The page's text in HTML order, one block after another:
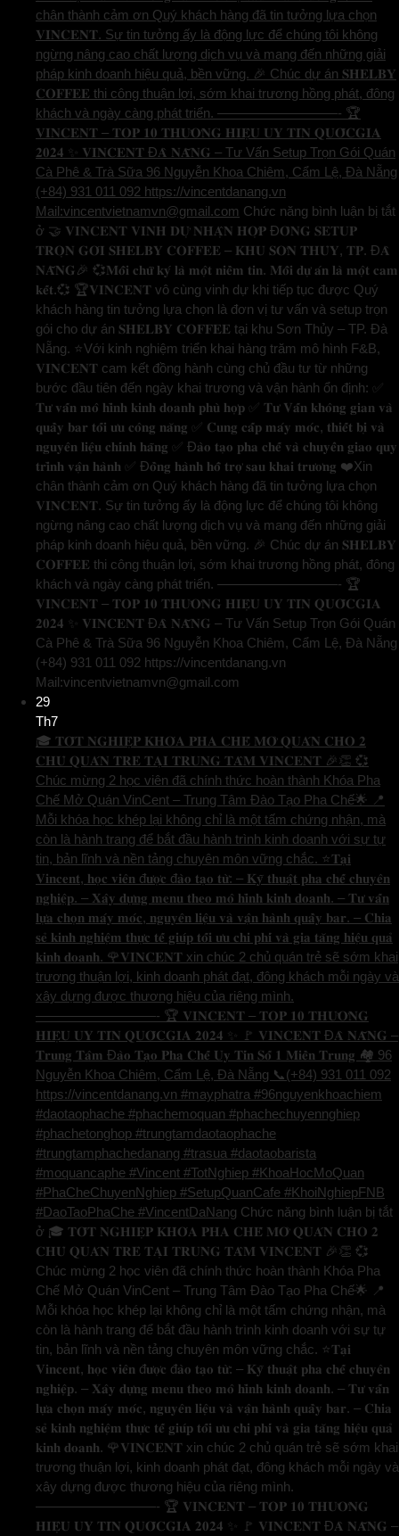
chân thành cảm ơn Quý khách hàng đã tin tưởng lựa chọn
𝐕𝐈𝐍𝐂𝐄𝐍𝐓. Sự tin tưởng ấy là động lực để chúng tôi không
ngừng nâng cao chất lượng dịch vụ và mang đến những giải
pháp kinh doanh hiệu quả, bền vững. 🎉 Chúc dự án 𝐒𝐇𝐄𝐋𝐁𝐘
𝐂𝐎𝐅𝐅𝐄𝐄 thi công thuận lợi, sớm khai trương hồng phát, đông
khách và ngày càng phát triển. —————————- 🏆
𝐕𝐈𝐍𝐂𝐄𝐍𝐓 – 𝐓𝐎𝐏 𝟏𝟎 𝐓𝐇𝐔̛𝐎̛𝐍𝐆 𝐇𝐈𝐄̣̂𝐔 𝐔𝐘 𝐓𝐈́𝐍 𝐐𝐔𝐎̂́𝐂𝐆𝐈𝐀
𝟐𝟎𝟐𝟒 ✨ 𝐕𝐈𝐍𝐂𝐄𝐍𝐓 Đ𝐀̀ 𝐍𝐀̆̃𝐍𝐆 – Tư Vấn Setup Trọn Gói Quán
Cà Phê & Trà Sữa 96 Nguyễn Khoa Chiêm, Cẩm Lệ, Đà Nẵng
(+84) 931 011 092 https://vincentdanang.vn
Mail:vincentvietnamvn@gmail.com Chức năng bình luận bị tắt
ở 🤝 𝐕𝐈𝐍𝐂𝐄𝐍𝐓 𝐕𝐈𝐍𝐇 𝐃𝐔̛̣ 𝐍𝐇𝐀̣̂𝐍 𝐇𝐎̛̣𝐏 Đ𝐎̂̀𝐍𝐆 𝐒𝐄𝐓𝐔𝐏
𝐓𝐑𝐎̣𝐍 𝐆𝐎́𝐈 𝐒𝐇𝐄𝐋𝐁𝐘 𝐂𝐎𝐅𝐅𝐄𝐄 – 𝐊𝐇𝐔 𝐒𝐎̛𝐍 𝐓𝐇𝐔̉𝐘, 𝐓𝐏. Đ𝐀̀
𝐍𝐀̆̃𝐍𝐆🎉 💞𝐌𝐨̂̃𝐢 𝐜𝐡𝐮̛̃ 𝐤𝐲́ 𝐥𝐚̀ 𝐦𝐨̣̂𝐭 𝐧𝐢𝐞̂̀𝐦 𝐭𝐢𝐧. 𝐌𝐨̂̃𝐢 𝐝𝐮̛̣ 𝐚́𝐧 𝐥𝐚̀ 𝐦𝐨̣̂𝐭 𝐜𝐚𝐦
𝐤𝐞̂́𝐭.💞 🏆𝐕𝐈𝐍𝐂𝐄𝐍𝐓 vô cùng vinh dự khi tiếp tục được Quý
khách hàng tin tưởng lựa chọn là đơn vị tư vấn và setup trọn
gói cho dự án 𝐒𝐇𝐄𝐋𝐁𝐘 𝐂𝐎𝐅𝐅𝐄𝐄 tại khu Sơn Thủy – TP. Đà
Nẵng. ⭐️Với kinh nghiệm triển khai hàng trăm mô hình F&B,
𝐕𝐈𝐍𝐂𝐄𝐍𝐓 cam kết đồng hành cùng chủ đầu tư từ những
bước đầu tiên đến ngày khai trương và vận hành ổn định: ✅
𝐓𝐮̛ 𝐯𝐚̂́𝐧 𝐦𝐨̂ 𝐡𝐢̀𝐧𝐡 𝐤𝐢𝐧𝐡 𝐝𝐨𝐚𝐧𝐡 𝐩𝐡𝐮̀ 𝐡𝐨̛̣𝐩 ✅ 𝐓𝐮̛ 𝐕𝐚̂́𝐧 𝐤𝐡𝐨̂𝐧𝐠 𝐠𝐢𝐚𝐧 𝐯𝐚̀
𝐪𝐮𝐚̂̀𝐲 𝐛𝐚𝐫 𝐭𝐨̂́𝐢 𝐮̛𝐮 𝐜𝐨̂𝐧𝐠 𝐧𝐚̆𝐧𝐠 ✅ 𝐂𝐮𝐧𝐠 𝐜𝐚̂́𝐩 𝐦𝐚́𝐲 𝐦𝐨́𝐜, 𝐭𝐡𝐢𝐞̂́𝐭 𝐛𝐢̣ 𝐯𝐚̀
𝐧𝐠𝐮𝐲𝐞̂𝐧 𝐥𝐢𝐞̣̂𝐮 𝐜𝐡𝐢́𝐧𝐡 𝐡𝐚̃𝐧𝐠 ✅ Đ𝐚̀𝐨 𝐭𝐚̣𝐨 𝐩𝐡𝐚 𝐜𝐡𝐞̂́ 𝐯𝐚̀ 𝐜𝐡𝐮𝐲𝐞̂̉𝐧 𝐠𝐢𝐚𝐨 𝐪𝐮𝐲
𝐭𝐫𝐢̀𝐧𝐡 𝐯𝐚̣̂𝐧 𝐡𝐚̀𝐧𝐡 ✅ Đ𝐨̂̀𝐧𝐠 𝐡𝐚̀𝐧𝐡 𝐡𝐨̂̃ 𝐭𝐫𝐨̛̣ 𝐬𝐚𝐮 𝐤𝐡𝐚𝐢 𝐭𝐫𝐮̛𝐨̛𝐧𝐠 ❤️Xin
chân thành cảm ơn Quý khách hàng đã tin tưởng lựa chọn
𝐕𝐈𝐍𝐂𝐄𝐍𝐓. Sự tin tưởng ấy là động lực để chúng tôi không
ngừng nâng cao chất lượng dịch vụ và mang đến những giải
pháp kinh doanh hiệu quả, bền vững. 🎉 Chúc dự án 𝐒𝐇𝐄𝐋𝐁𝐘
𝐂𝐎𝐅𝐅𝐄𝐄 thi công thuận lợi, sớm khai trương hồng phát, đông
khách và ngày càng phát triển. —————————- 🏆
𝐕𝐈𝐍𝐂𝐄𝐍𝐓 – 𝐓𝐎𝐏 𝟏𝟎 𝐓𝐇𝐔̛𝐎̛𝐍𝐆 𝐇𝐈𝐄̣̂𝐔 𝐔𝐘 𝐓𝐈́𝐍 𝐐𝐔𝐎̂́𝐂𝐆𝐈𝐀
𝟐𝟎𝟐𝟒 ✨ 𝐕𝐈𝐍𝐂𝐄𝐍𝐓 Đ𝐀̀ 𝐍𝐀̆̃𝐍𝐆 – Tư Vấn Setup Trọn Gói Quán
Cà Phê & Trà Sữa 96 Nguyễn Khoa Chiêm, Cẩm Lệ, Đà Nẵng
(+84) 931 011 092 https://vincentdanang.vn
Mail:vincentvietnamvn@gmail.com
29
Th7
🎓 𝐓𝐎̂́𝐓 𝐍𝐆𝐇𝐈𝐄̣̂𝐏 𝐊𝐇𝐎́𝐀 𝐏𝐇𝐀 𝐂𝐇𝐄̂́ 𝐌𝐎̛̉ 𝐐𝐔𝐀́𝐍 𝐂𝐇𝐎 𝟐
𝐂𝐇𝐔̉ 𝐐𝐔𝐀́𝐍 𝐓𝐑𝐄̉ 𝐓𝐀̣𝐈 𝐓𝐑𝐔𝐍𝐆 𝐓𝐀̂𝐌 𝐕𝐈𝐍𝐂𝐄𝐍𝐓 🎉👏 💞
Chúc mừng 2 học viên đã chính thức hoàn thành Khóa Pha
Chế Mở Quán VinCent – Trung Tâm Đào Tạo Pha Chế🌟 📍
Mỗi khóa học khép lại không chỉ là một tấm chứng nhận, mà
còn là hành trang để bắt đầu hành trình kinh doanh với sự tự
tin, bản lĩnh và nền tảng chuyên môn vững chắc. ⭐️𝐓𝐚̣𝐢
𝐕𝐢𝐧𝐜𝐞𝐧𝐭, 𝐡𝐨̣𝐜 𝐯𝐢𝐞̂𝐧 đ𝐮̛𝐨̛̣𝐜 đ𝐚̀𝐨 𝐭𝐚̣𝐨 𝐭𝐮̛̀: – 𝐊𝐲̃ 𝐭𝐡𝐮𝐚̣̂𝐭 𝐩𝐡𝐚 𝐜𝐡𝐞̂́ 𝐜𝐡𝐮𝐲𝐞̂𝐧
𝐧𝐠𝐡𝐢𝐞̣̂𝐩. – 𝐗𝐚̂𝐲 𝐝𝐮̛̣𝐧𝐠 𝐦𝐞𝐧𝐮 𝐭𝐡𝐞𝐨 𝐦𝐨̂ 𝐡𝐢̀𝐧𝐡 𝐤𝐢𝐧𝐡 𝐝𝐨𝐚𝐧𝐡. – 𝐓𝐮̛ 𝐯𝐚̂́𝐧
𝐥𝐮̛̣𝐚 𝐜𝐡𝐨̣𝐧 𝐦𝐚́𝐲 𝐦𝐨́𝐜, 𝐧𝐠𝐮𝐲𝐞̂𝐧 𝐥𝐢𝐞̣̂𝐮 𝐯𝐚̀ 𝐯𝐚̣̂𝐧 𝐡𝐚̀𝐧𝐡 𝐪𝐮𝐚̂̀𝐲 𝐛𝐚𝐫. – 𝐂𝐡𝐢𝐚
𝐬𝐞̉ 𝐤𝐢𝐧𝐡 𝐧𝐠𝐡𝐢𝐞̣̂𝐦 𝐭𝐡𝐮̛̣𝐜 𝐭𝐞̂́ 𝐠𝐢𝐮́𝐩 𝐭𝐨̂́𝐢 𝐮̛𝐮 𝐜𝐡𝐢 𝐩𝐡𝐢́ 𝐯𝐚̀ 𝐠𝐢𝐚 𝐭𝐚̆𝐧𝐠 𝐡𝐢𝐞̣̂𝐮 𝐪𝐮𝐚̉
𝐤𝐢𝐧𝐡 𝐝𝐨𝐚𝐧𝐡. 🌹𝐕𝐈𝐍𝐂𝐄𝐍𝐓 xin chúc 2 chủ quán trẻ sẽ sớm khai
trương thuận lợi, kinh doanh phát đạt, đông khách mỗi ngày và
xây dựng được thương hiệu của riêng mình.
—————————- 🏆 𝐕𝐈𝐍𝐂𝐄𝐍𝐓 – 𝐓𝐎𝐏 𝟏𝟎 𝐓𝐇𝐔̛𝐎̛𝐍𝐆
𝐇𝐈𝐄̣̂𝐔 𝐔𝐘 𝐓𝐈́𝐍 𝐐𝐔𝐎̂́𝐂𝐆𝐈𝐀 𝟐𝟎𝟐𝟒 ✨ 🚩 𝐕𝐈𝐍𝐂𝐄𝐍𝐓 Đ𝐀̀ 𝐍𝐀̆̃𝐍𝐆 –
𝐓𝐫𝐮𝐧𝐠 𝐓𝐚̂𝐦 Đ𝐚̀𝐨 𝐓𝐚̣𝐨 𝐏𝐡𝐚 𝐂𝐡𝐞̂́ 𝐔𝐲 𝐓𝐢́𝐧 𝐒𝐨̂́ 𝟏 𝐌𝐢𝐞̂̀𝐧 𝐓𝐫𝐮𝐧𝐠 🏘️ 96
Nguyễn Khoa Chiêm, Cẩm Lệ, Đà Nẵng 📞(+84) 931 011 092
https://vincentdanang.vn #mayphatra #96nguyenkhoachiem
#daotaophache #phachemoquan #phachechuyennghiep
#phachetonghop #trungtamdaotaophache
#trungtamphachedanang #trasua #daotaobarista
#moquancaphe #Vincent #TotNghiep #KhoaHocMoQuan
#PhaCheChuyenNghiep #SetupQuanCafe #KhoiNghiepFNB
#DaoTaoPhaChe #VincentDaNang Chức năng bình luận bị tắt
ở 🎓 𝐓𝐎̂́𝐓 𝐍𝐆𝐇𝐈𝐄̣̂𝐏 𝐊𝐇𝐎́𝐀 𝐏𝐇𝐀 𝐂𝐇𝐄̂́ 𝐌𝐎̛̉ 𝐐𝐔𝐀́𝐍 𝐂𝐇𝐎 𝟐
𝐂𝐇𝐔̉ 𝐐𝐔𝐀́𝐍 𝐓𝐑𝐄̉ 𝐓𝐀̣𝐈 𝐓𝐑𝐔𝐍𝐆 𝐓𝐀̂𝐌 𝐕𝐈𝐍𝐂𝐄𝐍𝐓 🎉👏 💞
Chúc mừng 2 học viên đã chính thức hoàn thành Khóa Pha
Chế Mở Quán VinCent – Trung Tâm Đào Tạo Pha Chế🌟 📍
Mỗi khóa học khép lại không chỉ là một tấm chứng nhận, mà
còn là hành trang để bắt đầu hành trình kinh doanh với sự tự
tin, bản lĩnh và nền tảng chuyên môn vững chắc. ⭐️𝐓𝐚̣𝐢
𝐕𝐢𝐧𝐜𝐞𝐧𝐭, 𝐡𝐨̣𝐜 𝐯𝐢𝐞̂𝐧 đ𝐮̛𝐨̛̣𝐜 đ𝐚̀𝐨 𝐭𝐚̣𝐨 𝐭𝐮̛̀: – 𝐊𝐲̃ 𝐭𝐡𝐮𝐚̣̂𝐭 𝐩𝐡𝐚 𝐜𝐡𝐞̂́ 𝐜𝐡𝐮𝐲𝐞̂𝐧
𝐧𝐠𝐡𝐢𝐞̣̂𝐩. – 𝐗𝐚̂𝐲 𝐝𝐮̛̣𝐧𝐠 𝐦𝐞𝐧𝐮 𝐭𝐡𝐞𝐨 𝐦𝐨̂ 𝐡𝐢̀𝐧𝐡 𝐤𝐢𝐧𝐡 𝐝𝐨𝐚𝐧𝐡. – 𝐓𝐮̛ 𝐯𝐚̂́𝐧
𝐥𝐮̛̣𝐚 𝐜𝐡𝐨̣𝐧 𝐦𝐚́𝐲 𝐦𝐨́𝐜, 𝐧𝐠𝐮𝐲𝐞̂𝐧 𝐥𝐢𝐞̣̂𝐮 𝐯𝐚̀ 𝐯𝐚̣̂𝐧 𝐡𝐚̀𝐧𝐡 𝐪𝐮𝐚̂̀𝐲 𝐛𝐚𝐫. – 𝐂𝐡𝐢𝐚
𝐬𝐞̉ 𝐤𝐢𝐧𝐡 𝐧𝐠𝐡𝐢𝐞̣̂𝐦 𝐭𝐡𝐮̛̣𝐜 𝐭𝐞̂́ 𝐠𝐢𝐮́𝐩 𝐭𝐨̂́𝐢 𝐮̛𝐮 𝐜𝐡𝐢 𝐩𝐡𝐢́ 𝐯𝐚̀ 𝐠𝐢𝐚 𝐭𝐚̆𝐧𝐠 𝐡𝐢𝐞̣̂𝐮 𝐪𝐮𝐚̉
𝐤𝐢𝐧𝐡 𝐝𝐨𝐚𝐧𝐡. 🌹𝐕𝐈𝐍𝐂𝐄𝐍𝐓 xin chúc 2 chủ quán trẻ sẽ sớm khai
trương thuận lợi, kinh doanh phát đạt, đông khách mỗi ngày và
xây dựng được thương hiệu của riêng mình.
—————————- 🏆 𝐕𝐈𝐍𝐂𝐄𝐍𝐓 – 𝐓𝐎𝐏 𝟏𝟎 𝐓𝐇𝐔̛𝐎̛𝐍𝐆
𝐇𝐈𝐄̣̂𝐔 𝐔𝐘 𝐓𝐈́𝐍 𝐐𝐔𝐎̂́𝐂𝐆𝐈𝐀 𝟐𝟎𝟐𝟒 ✨ 🚩 𝐕𝐈𝐍𝐂𝐄𝐍𝐓 Đ𝐀̀ 𝐍𝐀̆̃𝐍𝐆 –